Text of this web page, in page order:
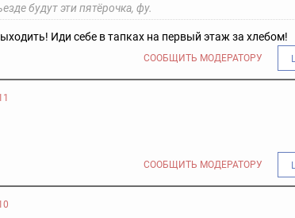
будут эти пятёрочка, фу.
Иди себе в тапках на первый этаж за хлебом!
СООБЩИТЬ МОДЕРАТОРУ
СООБЩИТЬ МОДЕРАТОРУ